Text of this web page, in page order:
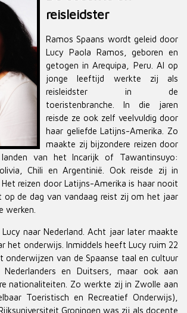
reisleidster
Ramos Spaans wordt geleid door
Lucy Paola Ramos, geboren en
getogen in Arequipa, Peru. Al op
jonge leeftijd werkte zij als
reisleidster in de
toeristenbranche. In die jaren
reisde ze ook zelf veelvuldig door
haar geliefde Latijns-Amerika. Zo
maakte zij bijzondere reizen door
van het Incarijk of Tawantinsuyo:
Chili en Argentinië. Ook reisde zij in
Het reizen door Latijns-Amerika is haar nooit
op de dag van vandaag reist zij om het jaar
werken.
naar Nederland. Acht jaar later maakte
het onderwijs. Inmiddels heeft Lucy ruim 22
onderwijzen van de Spaanse taal en cultuur
Nederlanders en Duitsers, maar ook aan
nationaliteiten. Zo werkte zij in Zwolle aan
Toeristisch en Recreatief Onderwijs),
Groningen was zij als docente